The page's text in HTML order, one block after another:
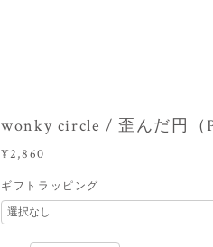
wonky circle / 歪んだ円（
¥2,860
ギフトラッピング